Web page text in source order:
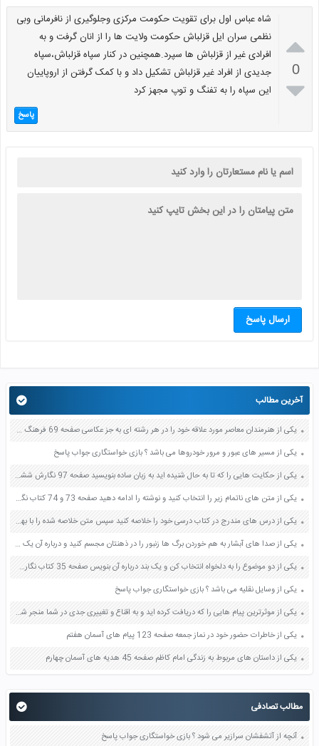

0

شاه عباس اول برای تقویت حکومت مرکزی وجلوگیری از نافرمانی وبی
نظمی سران ایل قزلباش حکومت ولایت ها را از انان گرفت و به
افرادی غیر از قزلباش ها سپرد.همچنین در کنار سپاه قزلباش،سپاه
جدیدی از افراد غیر قزلباش تشکیل داد و با کمک گرفتن از اروپاییان
این سپاه را به تفنگ و توپ مجهز کرد
پاسخ
ارسال پاسخ
آخرین مطالب
یکی از هنرمندان معاصر مورد علاقه خود را در هر رشته ای به جز عکاسی صفحه 69 فرهنگ و هنر نهم
یکی از مسیر های عبور و مرور خودروها می باشد ؟ بازی خواستگاری جواب پاسخ
یکی از حکایت هایی را که تا به حال شنیده اید به زبان ساده بنویسید صفحه 97 نگارش ششم دبستان
یکی از متن های ناتمام زیر را انتخاب کنید و نوشته را ادامه دهید صفحه 73 و 74 کتاب نگارش فارسی پنجم دبستان
یکی از درس های مندرج در کتاب درسی خود را خلاصه کنید سپس متن خلاصه شده را با بهره گیری از روش های دسته بندی نمودار جدول نقشه مفهومی نشان دهید صفحه 118 نگارش یازدهم
یکی از صدا های آبشار به هم خوردن برگ ها زنبور را در ذهنتان مجسم کنید و درباره آن یک بند بنویسید صفحه 11 نگارش پنجم
یکی از دو موضوع را به دلخواه انتخاب کن و یک بند درباره آن بنویس صفحه 35 کتاب نگارش فارسی سوم
یکی از وسایل نقلیه می باشد ؟ بازی خواستگاری جواب پاسخ
یکی از موثرترین پیام هایی را که دریافت کرده اید و به اقناع و تغییری جدی در شما منجر شده است برسی کنید و علت این تاثیر گذاری قابل توجه را بنویسید صفحه 52 تفکر و سواد رسانه ای دهم
یکی از خاطرات حضور خود در نماز جمعه صفحه 123 پیام های آسمان هفتم
یکی از داستان های مربوط به زندگی امام کاظم صفحه 45 هدیه های آسمان چهارم
مطالب تصادفی
آنچه از آتشفشان سرازیر می شود ؟ بازی خواستگاری جواب پاسخ